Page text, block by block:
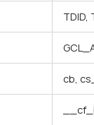
TDID,
cb,